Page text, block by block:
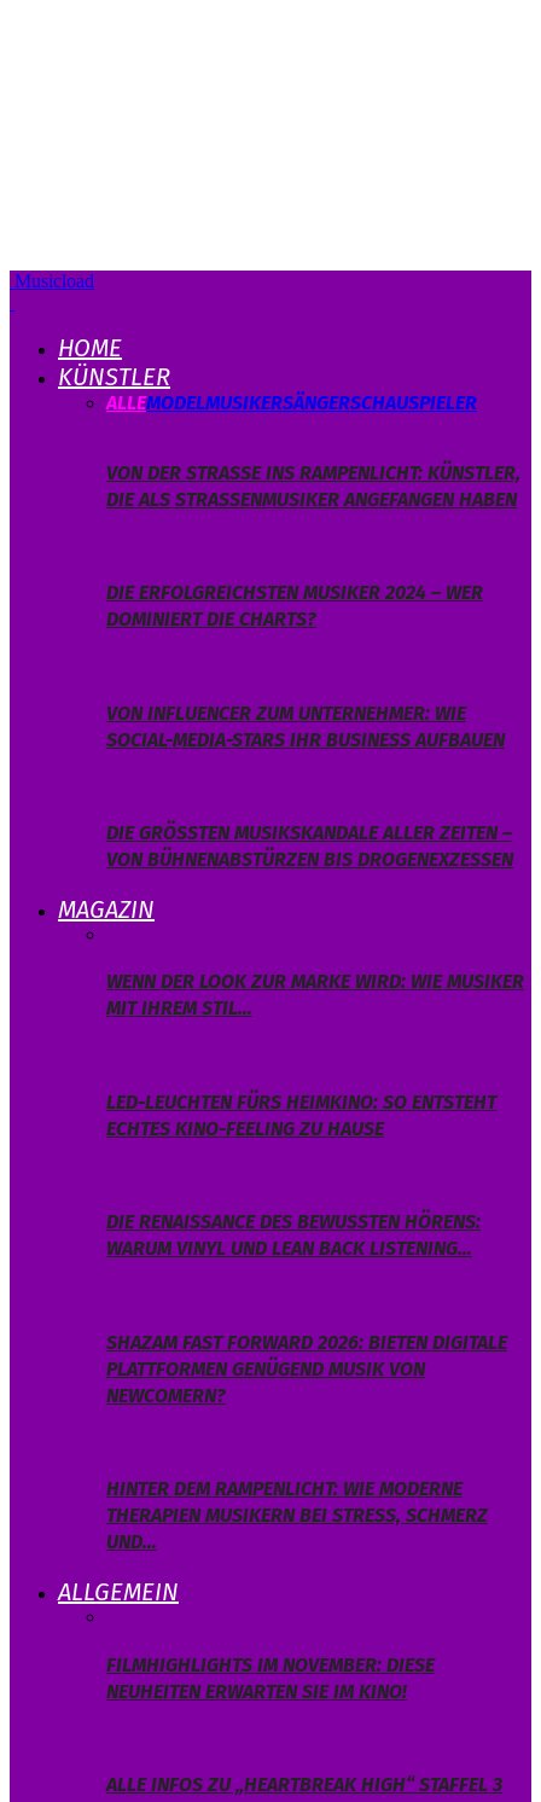
Musicload
HOME
KÜNSTLER
ALLEMODELMUSIKERSÄNGERSCHAUSPIELER
VON DER STRASSE INS RAMPENLICHT: KÜNSTLER, D
IE ALS STRASSENMUSIKER ANGEFANGEN HABEN
DIE ERFOLGREICHSTEN MUSIKER 2024 – WER
DOMINIERT DIE CHARTS?
VON INFLUENCER ZUM UNTERNEHMER: WIE
SOCIAL-MEDIA-STARS IHR BUSINESS AUFBAUEN
DIE GRÖSSTEN MUSIKSKANDALE ALLER ZEITEN – V
ON BÜHNENABSTÜRZEN BIS DROGENEXZESSEN
MAGAZIN
WENN DER LOOK ZUR MARKE WIRD: WIE MUSIKER
MIT IHREM STIL…
LED-LEUCHTEN FÜRS HEIMKINO: SO ENTSTEHT
ECHTES KINO-FEELING ZU HAUSE
DIE RENAISSANCE DES BEWUSSTEN HÖRENS:
WARUM VINYL UND LEAN BACK LISTENING…
SHAZAM FAST FORWARD 2026: BIETEN DIGITALE
PLATTFORMEN GENÜGEND MUSIK VON
NEWCOMERN?
HINTER DEM RAMPENLICHT: WIE MODERNE
THERAPIEN MUSIKERN BEI STRESS, SCHMERZ
UND…
ALLGEMEIN
FILMHIGHLIGHTS IM NOVEMBER: DIESE
NEUHEITEN ERWARTEN SIE IM KINO!
ALLE INFOS ZU „HEARTBREAK HIGH“ STAFFEL 3